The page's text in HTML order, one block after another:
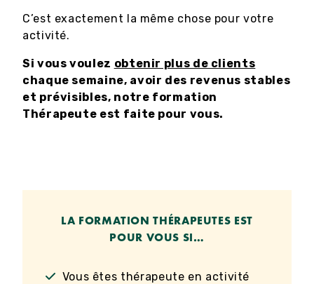
C’est exactement la même chose pour votre
activité.
Si vous voulez obtenir plus de clients
chaque semaine, avoir des revenus stables
et prévisibles, notre formation
Thérapeute est faite pour vous.
LA FORMATION THÉRAPEUTES EST
POUR VOUS SI…
Vous êtes thérapeute en activité